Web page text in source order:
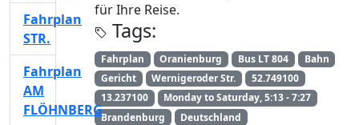
für Ihre Reise.
Tags:
Fahrplan Oranienburg Bus LT 804
Bahn
Gericht
Wernigeroder Str.
52.749100
13.237100
Monday to Saturday, 5:13 - 7:27
Brandenburg
Deutschland
Fahrplan
STR.
Fahrplan
AM
FLÖHNBERG